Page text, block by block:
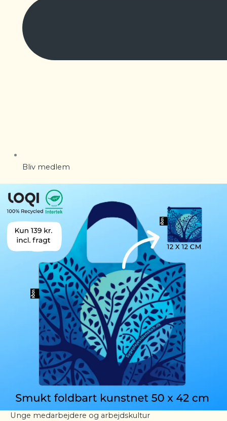
Bliv medlem
Unge medarbejdere og arbejdskultur